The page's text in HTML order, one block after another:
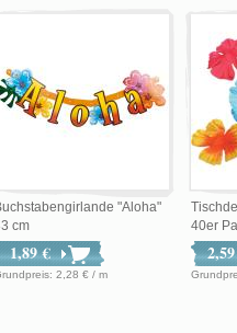
"Aloha"
cm
1,89 €
Grundpreis: 2,28 € / m
40er